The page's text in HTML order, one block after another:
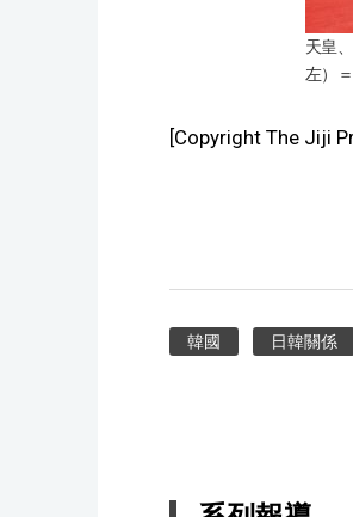
天皇
左）
[Copyright The Jiji
韓國 日韓關係